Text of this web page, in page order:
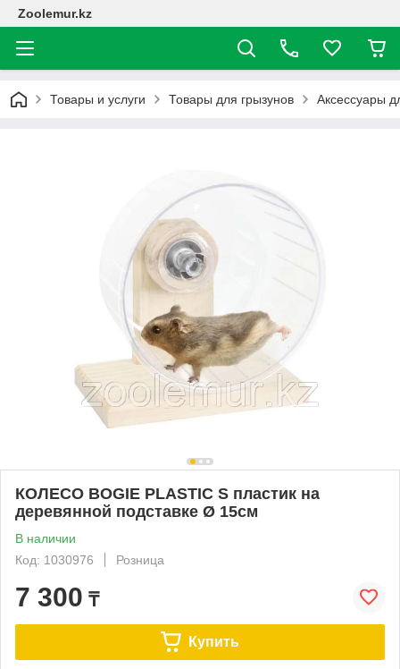
Zoolemur.kz
Товары и услуги Товары для грызунов Аксессуары
КОЛЕСО BOGIE PLASTIC S пластик на
деревянной подставке Ø 15см
В наличии
Код: 1030976
Розница
7 300 ₸
Купить